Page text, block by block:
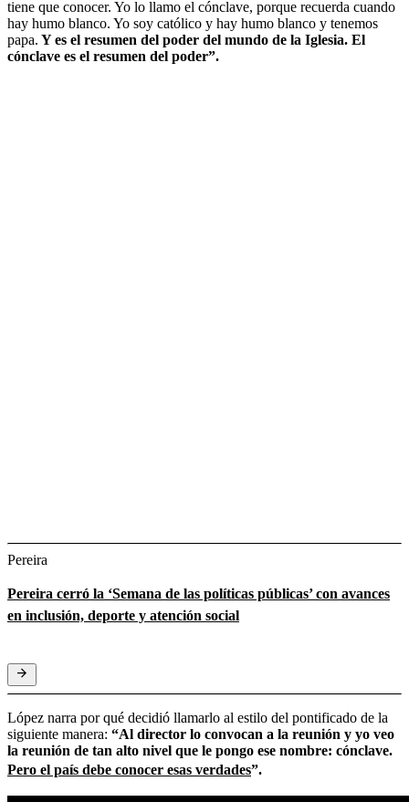
tiene que conocer. Yo lo llamo el cónclave, porque recuerda cuando
hay humo blanco. Yo soy católico y hay humo blanco y tenemos
papa. Y es el resumen del poder del mundo de la Iglesia. El
cónclave es el resumen del poder”.
Pereira
Pereira cerró la ‘Semana de las políticas públicas’ con avances
en inclusión, deporte y atención social
López narra por qué decidió llamarlo al estilo del pontificado de la
siguiente manera: “Al director lo convocan a la reunión y yo veo
la reunión de tan alto nivel que le pongo ese nombre: cónclave.
Pero el país debe conocer esas verdades”.